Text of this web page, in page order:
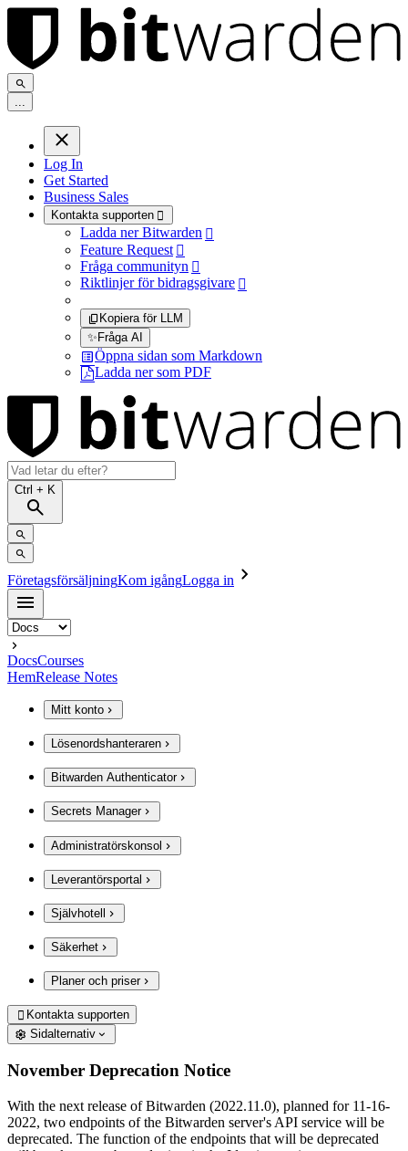
...
Log In
Get Started
Business Sales
Kontakta supporten 
Ladda ner Bitwarden 
Feature Request 
Fråga communityn 
Riktlinjer för bidragsgivare 
Kopiera för LLM
✨Fråga AI
Öppna sidan som Markdown
Ladda ner som PDF
Ctrl + K
FöretagsförsäljningKom igångLogga in
DocsCourses
HemRelease Notes
Mitt konto
Lösenordshanteraren
Bitwarden Authenticator
Secrets Manager
Administratörskonsol
Leverantörsportal
Självhotell
Säkerhet
Planer och priser
 Kontakta supporten
Sidalternativ
November Deprecation Notice
With the next release of Bitwarden (2022.11.0), planned for 11-16-
2022, two endpoints of the Bitwarden server's API service will be
deprecated. The function of the endpoints that will be deprecated